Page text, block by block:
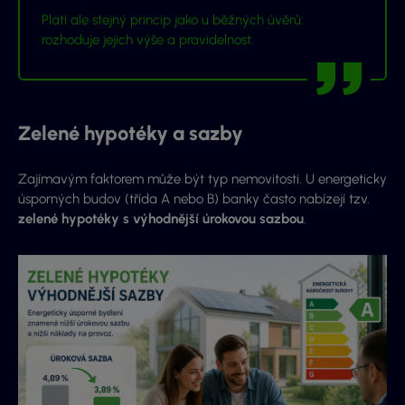
Platí ale stejný princip jako u běžných úvěrů:
rozhoduje jejich výše a pravidelnost.
Zelené hypotéky a sazby
Zajímavým faktorem může být typ nemovitosti. U energeticky
úsporných budov (třída A nebo B) banky často nabízejí tzv.
zelené hypotéky s výhodnější úrokovou sazbou